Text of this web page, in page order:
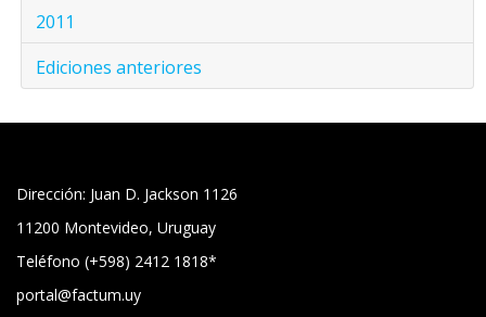
2011
Ediciones anteriores
Dirección: Juan D. Jackson 1126
11200 Montevideo, Uruguay
Teléfono (+598) 2412 1818*
portal@factum.uy